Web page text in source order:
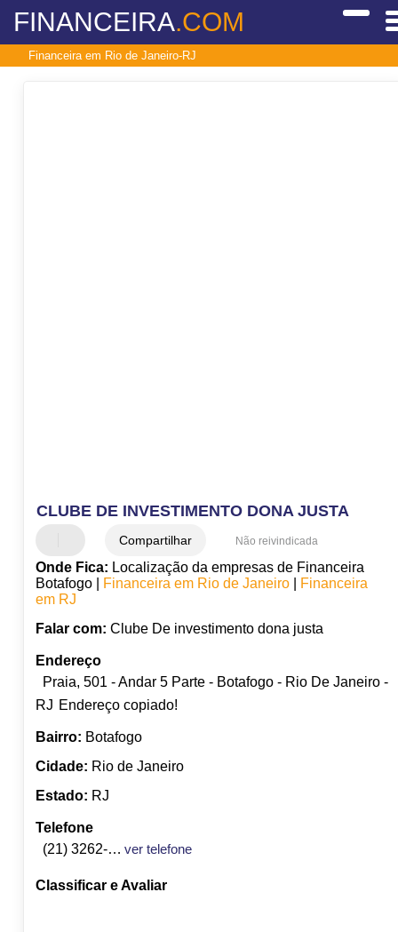
FINANCEIRA.COM
Financeira em Rio de Janeiro-RJ
CLUBE DE INVESTIMENTO DONA JUSTA
Compartilhar Não reivindicada
Onde Fica: Localização da empresas de Financeira
Botafogo |
Financeira em Rio de Janeiro|
Financeira
em RJ
Falar com: Clube De investimento dona justa
Endereço
Praia, 501 - Andar 5 Parte - Botafogo - Rio De Janeiro -
RJ Endereço copiado!
Bairro: Botafogo
Cidade: Rio de Janeiro
Estado: RJ
Telefone
(21) 3262-9600
ver telefone
Classificar e Avaliar